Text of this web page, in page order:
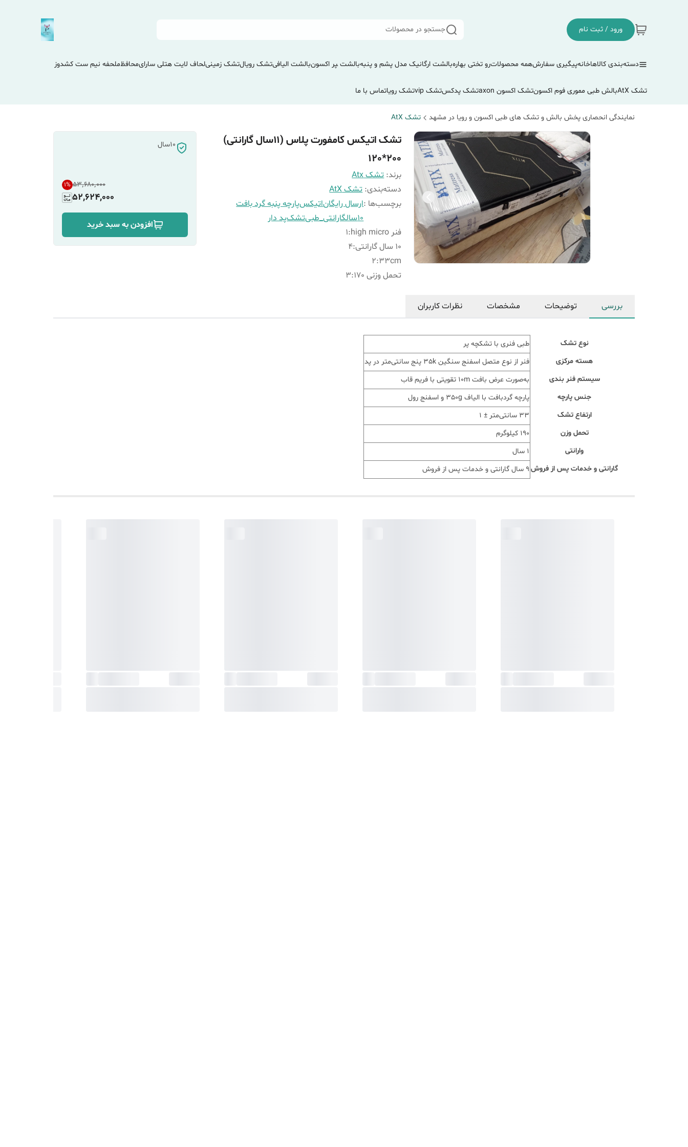
ورود / ثبت نام جستجو در محصولات
دسته‌بندی کالاهاخانهپیگیری سفارشهمه محصولاترو تختی بهارهبالشت ارگانیک مدل پشم و پنبهبالشت ‍‍‍پر اکسونبالشت الیافیتشک رویالتشک زمینیلحاف لایت هتلی سارایمحافظملحفه نیم ست کشدوز
تشک AtX بالش طبی مموری فوم اکسونتشک اکسون axon تشک پدکستشک vip تشک رویاتماس با ما
نمایندگی انحصاری پخش بالش و تشک های طبی اکسون و رویا در مشهد تشک AtX
تشک اتیکس کامفورت پلاس (۱۱سال گارانتی)
200*120
برند: تشک Atx
دسته‌بندی:تشک AtX
برچسب‌ها :ارسال رایگاناتیکسپارچه پنبه گرد بافت
10سالگارانتی_طبی
تشکپد دار
فنر high micro
:
1
10 سال گارانتی
:
4
33cm
:
2
تحمل وزنی 170
:
3
10سال
۵۳٬۶۸۰٬۰۰۰ 1%
52,624,000
افزودن به سبد خرید
بررسی توضیحات مشخصات نظرات کاربران
نوع تشک
طبی فنری با تشکچه پر
هسته مرکزی
فنر از نوع متصل اسفنج سنگین 35k پنج سانتی‌متر در پد
سیستم فنر بندی
به‌صورت عرض بافت 10m تقویتی با فریم قاب
جنس پارچه
پارچه گردبافت با الیاف 350g و اسفنج رول
ارتفاع تشک
33 سانتی‌متر ± 1
تحمل وزن
190 کیلوگرم
وارانتی
1 سال
گارانتی و خدمات پس از فروش 9 سال گارانتی و خدمات پس از فروش